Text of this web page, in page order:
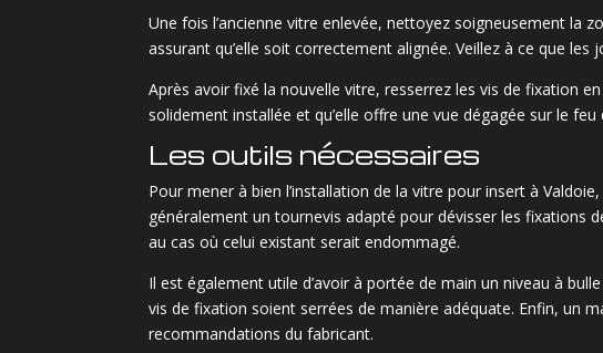
Une fois l’ancienne vitre enlevée, nettoyez soigneusement la
assurant qu’elle soit correctement alignée. Veillez à ce que
Après avoir fixé la nouvelle vitre, resserrez les vis de fixation
solidement installée et qu’elle offre une vue dégagée sur le feu
Les outils nécessaires
Pour mener à bien l’installation de la vitre pour insert à
généralement un tournevis adapté pour dévisser les fixations
au cas où celui existant serait endommagé.
Il est également utile d’avoir à portée de main un niveau à
vis de fixation soient serrées de manière adéquate. Enfin, un
recommandations du fabricant.